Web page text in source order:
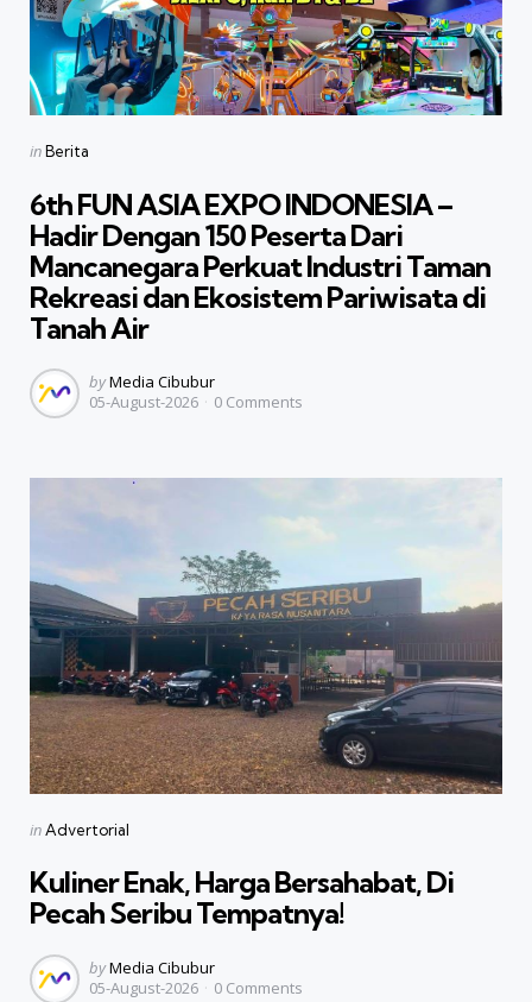
Categories
Posted
inBerita
6th FUN ASIA EXPO INDONESIA –
Hadir Dengan 150 Peserta Dari
Mancanegara Perkuat Industri Taman
Rekreasi dan Ekosistem Pariwisata di
Tanah Air
Posted
by
byMedia Cibubur
05-August-2026
0 Comments
Categories
Posted
inAdvertorial
Kuliner Enak, Harga Bersahabat, Di
Pecah Seribu Tempatnya!
Posted
by
byMedia Cibubur
05-August-2026
0 Comments